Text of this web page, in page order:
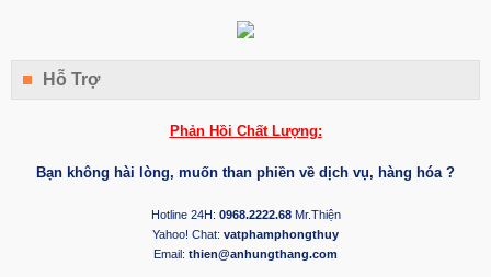
Hỗ Trợ
Phản Hồi Chất Lượng:
Bạn không hài lòng, muốn than phiền về dịch vụ, hàng hóa ?
Hotline 24H: 0968.2222.68Mr.Thiện
Yahoo! Chat: vatphamphongthuy
Email: thien@anhungthang.com